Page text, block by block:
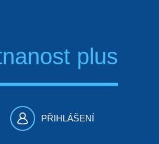
plus
PŘIHLÁŠENÍ